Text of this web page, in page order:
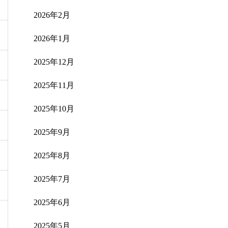
2026年2月
2026年1月
2025年12月
2025年11月
2025年10月
2025年9月
2025年8月
2025年7月
2025年6月
2025年5月